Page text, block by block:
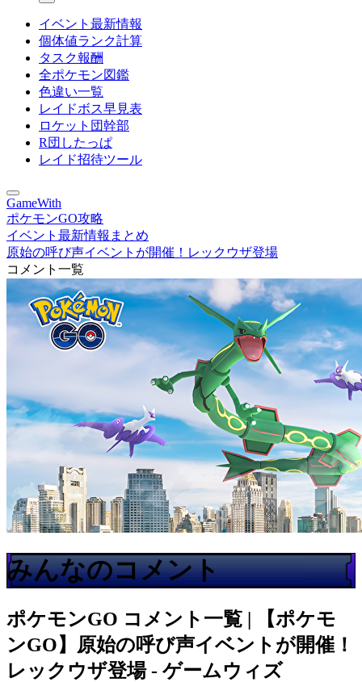
イベント最新情報
個体値ランク計算
タスク報酬
全ポケモン図鑑
色違い一覧
レイドボス早見表
ロケット団幹部
R団したっぱ
レイド招待ツール
GameWith
ポケモンGO攻略
イベント最新情報まとめ
原始の呼び声イベントが開催！レックウザ登場
コメント一覧
みんなのコメント
ポケモンGO コメント一覧 | 【ポケモ
ンGO】原始の呼び声イベントが開催！
レックウザ登場 - ゲームウィズ